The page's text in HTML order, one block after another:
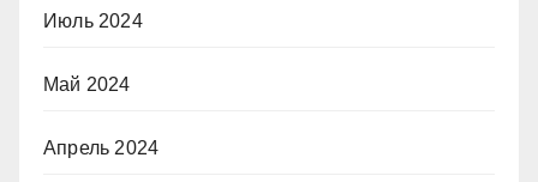
Июль 2024
Май 2024
Апрель 2024